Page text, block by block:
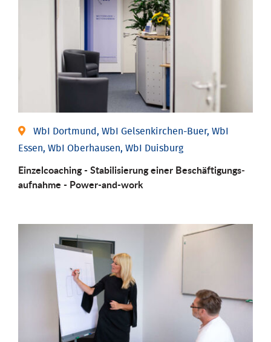
WbI Dortmund, WbI Gelsenkirchen-Buer, WbI
Essen, WbI Oberhausen, WbI Duisburg
Einzel­coaching - Stabili­sierung einer Be­schäftigungs­
aufnahme - Power-and-work